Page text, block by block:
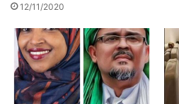
12/11/2020